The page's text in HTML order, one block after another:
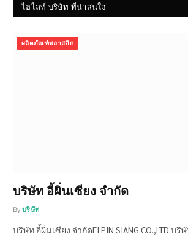
ไฮไลท์ บริษัท ที่น่าสนใจ
ผลิตภัณฑ์พลาสติก
บริษัท อี้ผิ่นเซียง จำกัด
By บริษัท
บริษัท อี้ผิ่นเซียง จำกัดEI PIN SIANG CO.,LTD.บ